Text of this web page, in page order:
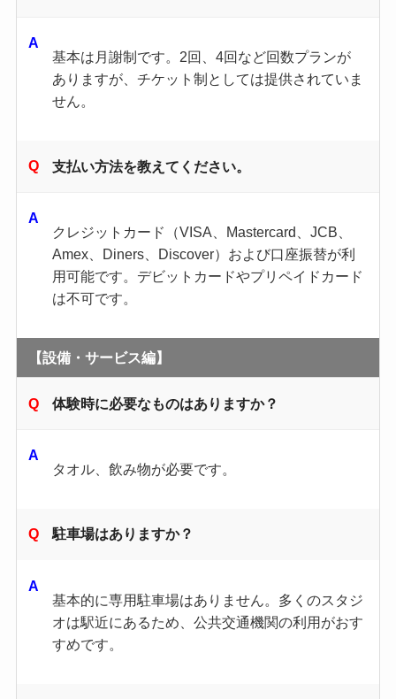
基本は月謝制です。2回、4回など回数プランが
ありますが、チケット制としては提供されていま
せん。
支払い方法を教えてください。
クレジットカード（VISA、Mastercard、JCB、
Amex、Diners、Discover）および口座振替が利
用可能です。デビットカードやプリペイドカード
は不可です。
【設備・サービス編】
体験時に必要なものはありますか？
タオル、飲み物が必要です。
駐車場はありますか？
基本的に専用駐車場はありません。多くのスタジ
オは駅近にあるため、公共交通機関の利用がおす
すめです。